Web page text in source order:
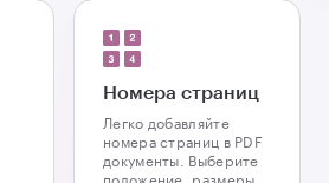
Номера страниц
Легко добавляйте
номера страниц в PDF
документы. Выберите
положение, размеры,